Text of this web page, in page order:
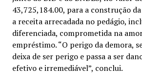
43,725,184.00, para a construção
a receita arrecadada no pedágio,
diferenciada, comprometida na
empréstimo. “O perigo da demora,
deixa de ser perigo e passa a ser
efetivo e irremediável”, conclui.